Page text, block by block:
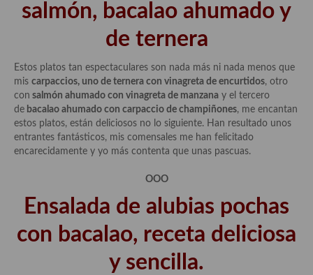
salmón, bacalao ahumado y
de ternera
Estos platos tan espectaculares son nada más ni nada menos que
mis carpaccios, uno de ternera con vinagreta de encurtidos, otro
con salmón ahumado con vinagreta de manzana y el tercero
de bacalao ahumado con carpaccio de champiñones, me encantan
estos platos, están deliciosos no lo siguiente. Han resultado unos
entrantes fantásticos, mis comensales me han felicitado
encarecidamente y yo más contenta que unas pascuas.
OOO
Ensalada de alubias pochas
con bacalao, receta deliciosa
y sencilla.